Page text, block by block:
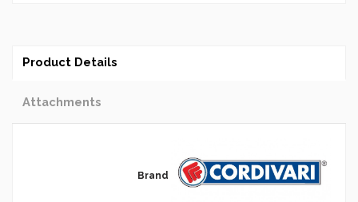
Product Details
Attachments
Brand